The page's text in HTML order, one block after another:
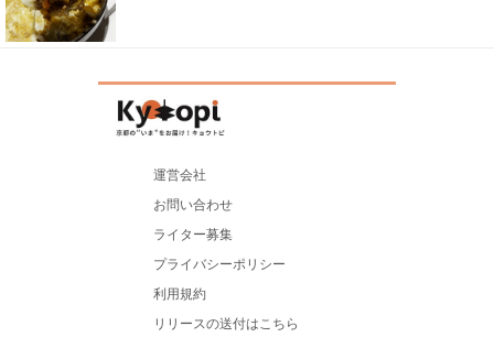
運営会社
お問い合わせ
ライター募集
プライバシーポリシー
利用規約
リリースの送付はこちら